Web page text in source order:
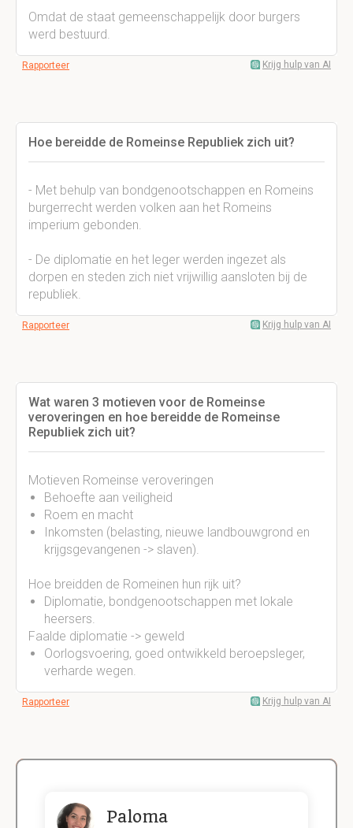
Omdat de staat gemeenschappelijk door burgers
werd bestuurd.
Rapporteer Krijg hulp van AI
Hoe bereidde de Romeinse Republiek zich uit?
- Met behulp van bondgenootschappen en Romeins
burgerrecht werden volken aan het Romeins
imperium gebonden.
- De diplomatie en het leger werden ingezet als
dorpen en steden zich niet vrijwillig aansloten bij de
republiek.
Rapporteer Krijg hulp van AI
Wat waren 3 motieven voor de Romeinse
veroveringen en hoe bereidde de Romeinse
Republiek zich uit?
Motieven Romeinse veroveringen
Behoefte aan veiligheid
Roem en macht
Inkomsten (belasting, nieuwe landbouwgrond en
krijgsgevangenen -> slaven).
Hoe breidden de Romeinen hun rijk uit?
Diplomatie, bondgenootschappen met lokale
heersers.
Faalde diplomatie -> geweld
Oorlogsvoering, goed ontwikkeld beroepsleger,
verharde wegen.
Rapporteer Krijg hulp van AI
Paloma